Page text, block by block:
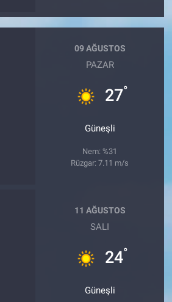
09 AĞUSTOS
PAZAR
27°
Güneşli
Nem: %31
Rüzgar: 7.11 m/s
11 AĞUSTOS
SALI
24°
Güneşli